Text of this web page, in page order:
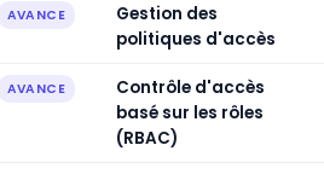
AVANCE
Gestion des
politiques d'accès
AVANCE
Contrôle d'accès
basé sur les rôles
(RBAC)